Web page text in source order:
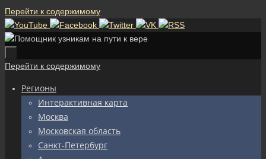
Перейти к содержимому
Перейти к содержимому
Регионы
Интерактивная карта
Москва
Московская область
Санкт-Петербург